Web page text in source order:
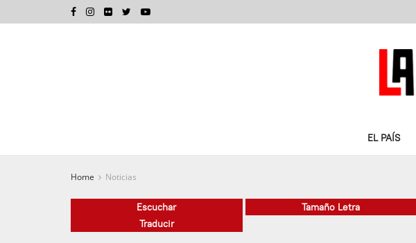
EL PAÍS
Home Noticias
Escuchar
Tamaño Letra
Traducir